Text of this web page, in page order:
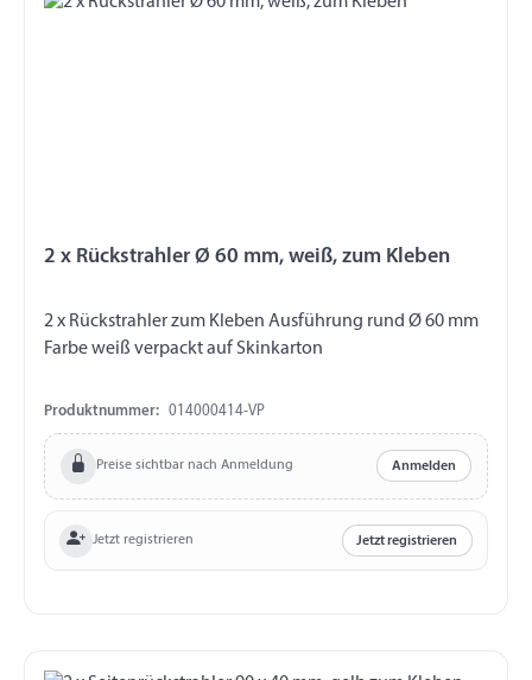
2 x Rückstrahler Ø 60 mm, weiß, zum Kleben
2 x Rückstrahler zum Kleben Ausführung rund Ø 60 mm
Farbe weiß verpackt auf Skinkarton
Produktnummer: 014000414-VP
Preise sichtbar nach Anmeldung Anmelden
Jetzt registrieren Jetzt registrieren